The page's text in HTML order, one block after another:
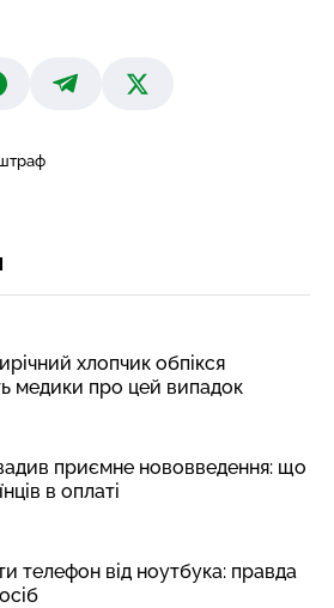
хлопчик обпікся
медики про цей випадок
приємне нововведення: що
в оплаті
телефон від ноутбука: правда